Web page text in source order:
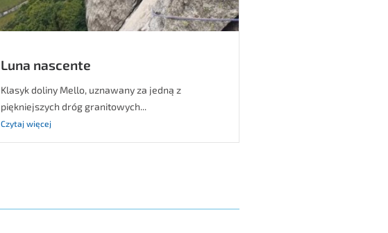
Luna nascente
Klasyk doliny Mello, uznawany za jedną z
piękniejszych dróg granitowych...
Czytaj więcej